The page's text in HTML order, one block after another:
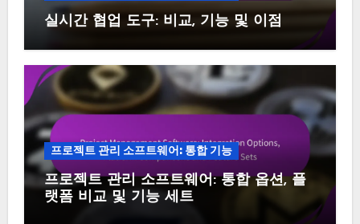
실시간 협업 도구: 비교, 기능 및 이점
프로젝트 관리 소프트웨어: 통합 기능
프로젝트 관리 소프트웨어: 통합 옵션, 플
랫폼 비교 및 기능 세트